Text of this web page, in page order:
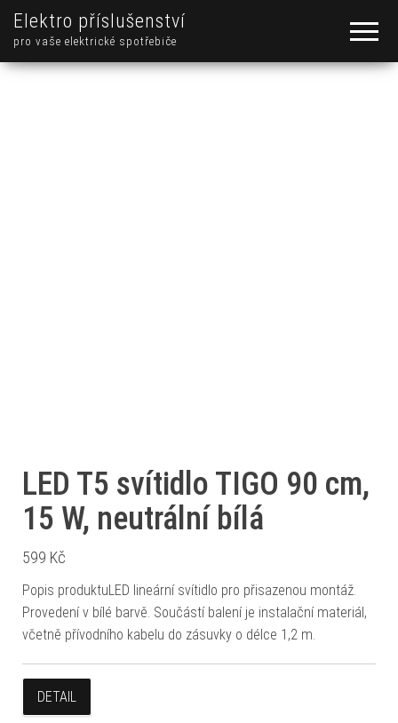
Elektro příslušenství
pro vaše elektrické spotřebiče
LED T5 svítidlo TIGO 90 cm,
15 W, neutrální bílá
599 Kč
Popis produktuLED lineární svítidlo pro přisazenou montáž.
Provedení v bílé barvě. Součástí balení je instalační materiál,
včetně přívodního kabelu do zásuvky o délce 1,2 m.
DETAIL